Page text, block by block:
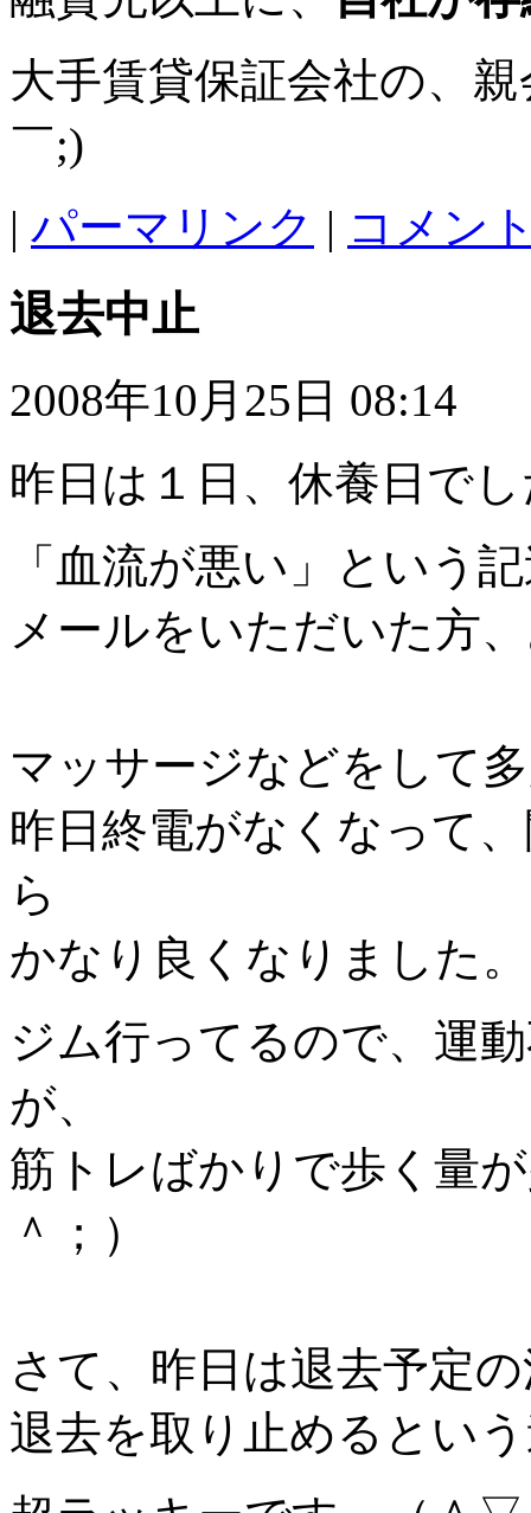
大手賃貸保証会社の、
￣;)
| パーマリンク | コメン
退去中止
2008年10月25日 08:14
昨日は１日、休養日で
「血流が悪い」という
メールをいただいた方
マッサージなどをして
昨日終電がなくなって
ら
かなり良くなりました。
ジム行ってるので、運
が、
筋トレばかりで歩く量
＾；）
さて、昨日は退去予定
退去を取り止めるとい